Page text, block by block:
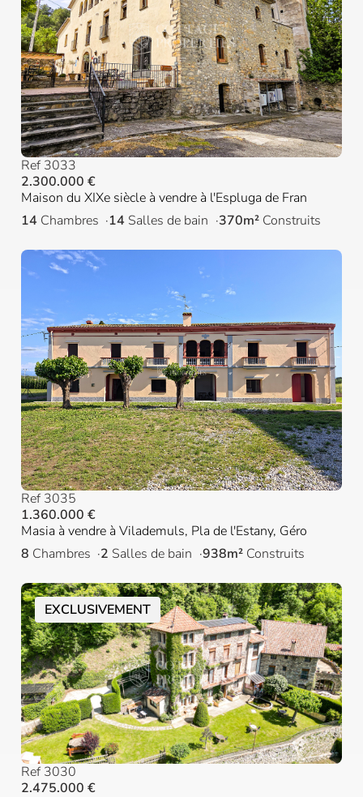
Ref 3033
2.300.000 €
Maison du XIXe siècle à vendre à l'Espluga de Fran
14 Chambres 14 Salles de bain 370m² Construits
Ref 3035
1.360.000 €
Masia à vendre à Vilademuls, Pla de l'Estany, Géro
8 Chambres 2 Salles de bain 938m² Construits
EXCLUSIVEMENT
Ref 3030
2.475.000 €